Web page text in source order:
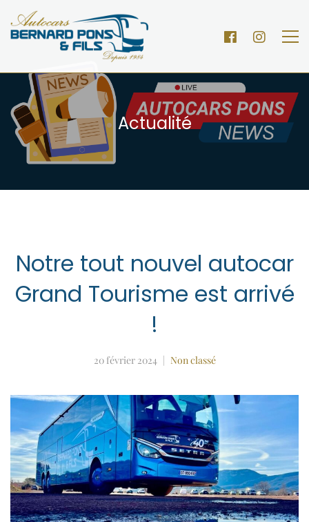
Actualité
Notre tout nouvel autocar
Grand Tourisme est arrivé
!
20 février 2024 Non classé